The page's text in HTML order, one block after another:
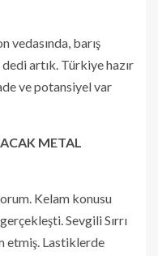
vedasında, barış
artık. Türkiye hazır
ve potansiyel var
METAL
Kelam konusu
Sevgili Sırrı
etmiş. Lastiklerde